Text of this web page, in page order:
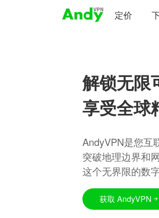
定价
解锁无限
享受全球
AndyVPN是您互
突破地理边界和
这个无界限的数
获取 AndyVPN